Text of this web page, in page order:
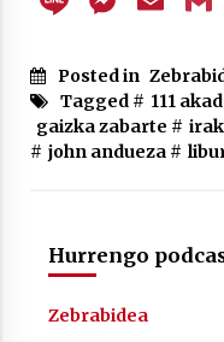
IX.
Posted in
Tagged # 111
gaizka zabarte #
# john andueza#
Hurrengo
Zebrabidea